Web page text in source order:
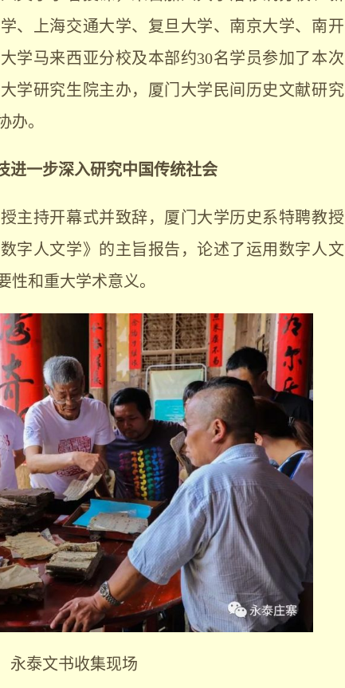
、上海交通大学、复旦大学、南京大学、南开
学马来西亚分校及本部约30名学员参加了本次
学研究生院主办，厦门大学民间历史文献研究
办。
进一步深入研究中国传统社会
主持开幕式并致辞，厦门大学历史系特聘教授
字人文学》的主旨报告，论述了运用数字人文
性和重大学术意义。
永泰文书收集现场